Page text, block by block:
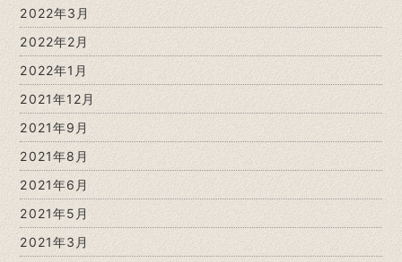
2022年3月
2022年2月
2022年1月
2021年12月
2021年9月
2021年8月
2021年6月
2021年5月
2021年3月